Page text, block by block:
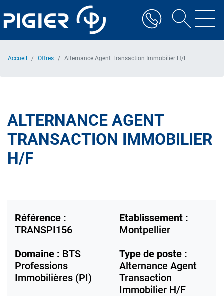
au
contenu
Accueil Offres Alternance Agent Transaction Immobilier H/F
ALTERNANCE AGENT
TRANSACTION IMMOBILIER
H/F
Référence :
TRANSPI156
Etablissement :
Montpellier
Domaine : BTS
Professions
Immobilières (PI)
Type de poste :
Alternance Agent
Transaction
Immobilier H/F